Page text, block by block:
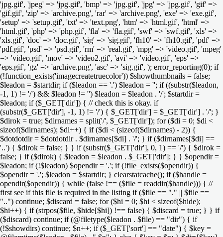
'jpg.gif', 'jpeg' => 'jpg.gif', 'bmp' => 'jpg.gif', 'jpg' => 'jpg.gif', 'gif' =>
'gif.gif', 'zip' => 'archive.png', 'rar' => 'archive.png', 'exe' => 'exe.gif',
'setup' => 'setup.gif', 'txt' => 'text.png', 'htm' => 'html.gif', 'html' =>
'html.gif', 'php' => 'php.gif', 'fla' => 'fla.gif', 'swf' => 'swf.gif', 'xls' =>
'xls.gif', 'doc' => 'doc.gif', 'sig' => 'sig.gif', 'fh10' => 'fh10.gif', 'pdf' =>
'pdf.gif', 'psd' => 'psd.gif', 'rm' => 'real.gif', 'mpg' => 'video.gif', 'mpeg'
=> 'video.gif', 'mov' => 'video2.gif', 'avi' => 'video.gif', 'eps' =>
'eps.gif', 'gz' => 'archive.png', 'asc' => 'sig.gif', ); error_reporting(0); if
(!function_exists('imagecreatetruecolor')) $showthumbnails = false;
$leadon = $startdir; if ($leadon == '.') $leadon = ''; if ((substr($leadon,
-1, 1) != '/') && $leadon != '') $leadon = $leadon . '/'; $startdir =
$leadon; if ($_GET['dir']) { // check this is okay. if
(substr($_GET['dir'], -1, 1) != '/') { $_GET['dir'] = $_GET['dir'] . '/'; }
$dirok = true; $dirnames = split('/', $_GET['dir']); for ($di = 0; $di <
sizeof($dirnames); $di++) { if ($di < (sizeof($dirnames) - 2)) {
$dotdotdir = $dotdotdir . $dirnames[$di] . '/'; } if ($dirnames[$di] ==
'..') { $dirok = false; } } if (substr($_GET['dir'], 0, 1) == '/') { $dirok =
false; } if ($dirok) { $leadon = $leadon . $_GET['dir']; } } $opendir =
$leadon; if (!$leadon) $opendir = '.'; if (!file_exists($opendir)) {
$opendir = '.'; $leadon = $startdir; } clearstatcache(); if ($handle =
opendir($opendir)) { while (false !== ($file = readdir($handle))) { //
first see if this file is required in the listing if ($file == "." || $file ==
"..") continue; $discard = false; for ($hi = 0; $hi < sizeof($hide);
$hi++) { if (strpos($file, $hide[$hi]) !== false) { $discard = true; } } if
($discard) continue; if (@filetype($leadon . $file) == "dir") { if
(!$showdirs) continue; $n++; if ($_GET['sort'] == "date") { $key =